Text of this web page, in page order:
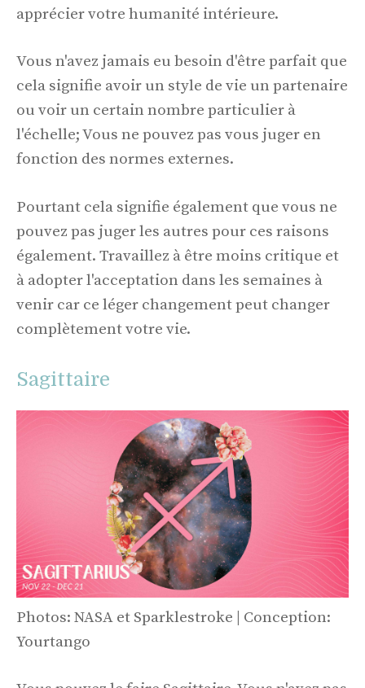
apprécier votre humanité intérieure.
Vous n'avez jamais eu besoin d'être parfait que
cela signifie avoir un style de vie un partenaire
ou voir un certain nombre particulier à
l'échelle; Vous ne pouvez pas vous juger en
fonction des normes externes.
Pourtant cela signifie également que vous ne
pouvez pas juger les autres pour ces raisons
également. Travaillez à être moins critique et
à adopter l'acceptation dans les semaines à
venir car ce léger changement peut changer
complètement votre vie.
Sagittaire
Photos: NASA et Sparklestroke | Conception:
Yourtango